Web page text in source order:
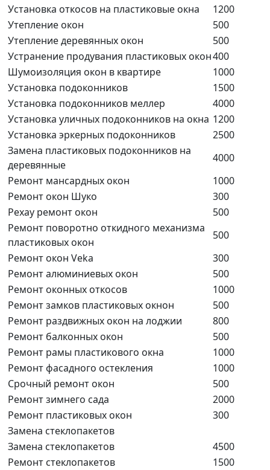
Установка откосов на пластиковые окна
1200
Утепление окон
500
Утепление деревянных окон
500
Устранение продувания пластиковых окон400
Шумоизоляция окон в квартире
1000
Установка подоконников
1500
Установка подоконников меллер
4000
Установка уличных подоконников на окна 1200
Установка эркерных подоконников
2500
Замена пластиковых подоконников на
деревянные
4000
Ремонт мансардных окон
1000
Ремонт окон Шуко
300
Рехау ремонт окон
500
Ремонт поворотно откидного механизма
пластиковых окон
500
Ремонт окон Veka
300
Ремонт алюминиевых окон
500
Ремонт оконных откосов
1000
Ремонт замков пластиковых окнон
500
Ремонт раздвижных окон на лоджии
800
Ремонт балконных окон
500
Ремонт рамы пластикового окна
1000
Ремонт фасадного остекления
1000
Срочный ремонт окон
500
Ремонт зимнего сада
2000
Ремонт пластиковых окон
300
Замена стеклопакетов
Замена стеклопакетов
4500
Ремонт стеклопакетов
1500